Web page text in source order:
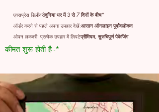
एक्सप्रेस डिलीवरीदुनिया भर में 3 से 7 दिनों के बीच*
ऑर्डर करने से पहले अपना उपहार देखें:आसान ऑनलाइन पूर्वावलोकन
ओपन लक्जरी: प्रत्येक उपहार में लिपटेप्रीमियम, सुरुचिपूर्ण पैकेजिंग
कीमत शुरू होती है -*